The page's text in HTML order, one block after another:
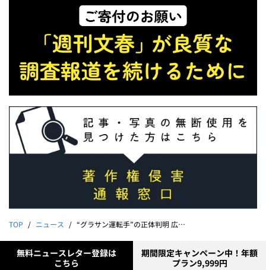
TOP ニュース “グラサン運転手”の正体判明 広末涼子（44）の緊迫病棟24時
無料ニュースレター登録は
こちら
期間限定キャンペーン中！年額
プラン9,999円